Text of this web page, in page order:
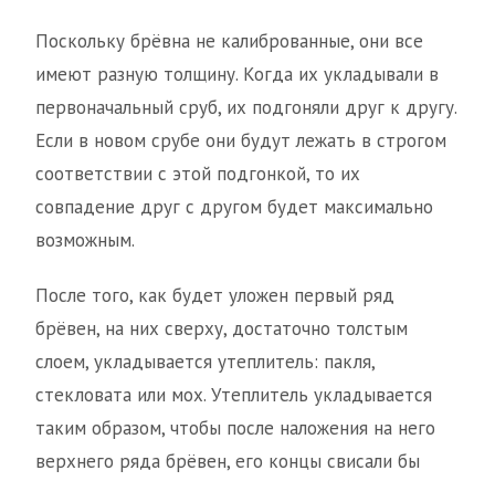
Поскольку брёвна не калиброванные, они все
имеют разную толщину. Когда их укладывали в
первоначальный сруб, их подгоняли друг к другу.
Если в новом срубе они будут лежать в строгом
соответствии с этой подгонкой, то их
совпадение друг с другом будет максимально
возможным.
После того, как будет уложен первый ряд
брёвен, на них сверху, достаточно толстым
слоем, укладывается утеплитель: пакля,
стекловата или мох. Утеплитель укладывается
таким образом, чтобы после наложения на него
верхнего ряда брёвен, его концы свисали бы